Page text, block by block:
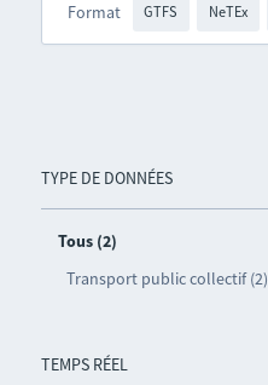
TYPE DE DONNÉES
Tous (2)
Transport public collectif (2)
TEMPS RÉEL
Format GTFS NeTEx